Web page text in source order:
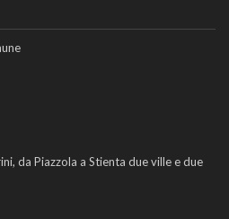
da Piazzola a Stienta due ville e due